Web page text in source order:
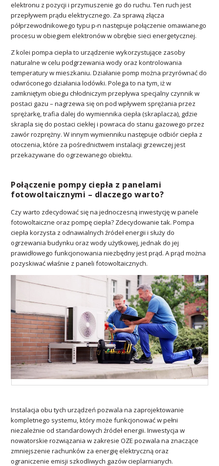
elektronu z pozycji i przymuszenie go do ruchu. Ten ruch jest
przepływem prądu elektrycznego. Za sprawą złącza
półprzewodnikowego typu p-n następuje połączenie omawianego
procesu w obiegiem elektronów w obrębie sieci energetycznej.
Z kolei pompa ciepła to urządzenie wykorzystujące zasoby
naturalne w celu podgrzewania wody oraz kontrolowania
temperatury w mieszkaniu. Działanie pomp można przyrównać do
odwróconego działania lodówki. Polega to na tym, iż w
zamkniętym obiegu chłodniczym przepływa specjalny czynnik w
postaci gazu – nagrzewa się on pod wpływem sprężania przez
sprężarkę, trafia dalej do wymiennika ciepła (skraplacza), gdzie
skrapla się do postaci ciekłej i powraca do stanu gazowego przez
zawór rozprężny. W innym wymienniku następuje odbiór ciepła z
otoczenia, które za pośrednictwem instalacji grzewczej jest
przekazywane do ogrzewanego obiektu.
Połączenie pompy ciepła z panelami
fotowoltaicznymi – dlaczego warto?
Czy warto zdecydować się na jednoczesną inwestycję w panele
fotowoltaiczne oraz pompę ciepła? Zdecydowanie tak. Pompa
ciepła korzysta z odnawialnych źródeł energii i służy do
ogrzewania budynku oraz wody użytkowej, jednak do jej
prawidłowego funkcjonowania niezbędny jest prąd. A prąd można
pozyskiwać właśnie z paneli fotowoltaicznych.
Instalacja obu tych urządzeń pozwala na zaprojektowanie
kompletnego systemu, który może funkcjonować w pełni
niezależnie od standardowych źródeł energii. Inwestycja w
nowatorskie rozwiązania w zakresie OZE pozwala na znaczące
zmniejszenie rachunków za energię elektryczną oraz
ograniczenie emisji szkodliwych gazów cieplarnianych.